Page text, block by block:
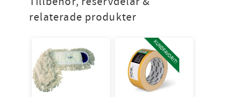
relaterade produkter
KUNDFAVORIT!